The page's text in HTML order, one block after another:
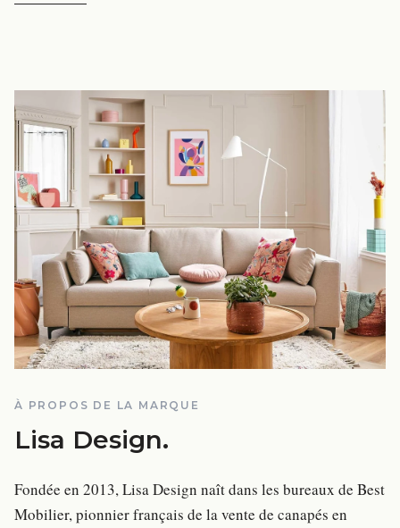
À PROPOS DE LA MARQUE
Lisa Design.
Fondée en 2013, Lisa Design naît dans les bureaux de Best
Mobilier, pionnier français de la vente de canapés en